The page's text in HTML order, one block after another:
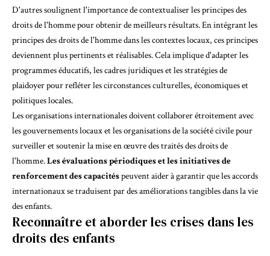
D'autres soulignent l'importance de contextualiser les principes des
droits de l'hommepour obtenir de meilleurs résultats. En intégrant les
principes des droits de l'homme dans les contextes locaux, ces principes
deviennent plus pertinents et réalisables. Cela implique d'adapter les
programmes éducatifs, les cadres juridiques et les stratégies de
plaidoyer pour refléter les circonstances culturelles, économiques et
politiques locales.
Les organisations internationales doivent collaborer étroitement avec
les gouvernements locaux et les organisations de la société civile pour
surveiller et soutenir la mise en œuvre des traités des droits de
l'homme.Les évaluations périodiques et les initiatives de
renforcement des capacitéspeuvent aider à garantir que les accords
internationaux se traduisent par des améliorations tangibles dans la vie
des enfants.
Reconnaître et aborder les crises dans les
droits des enfants